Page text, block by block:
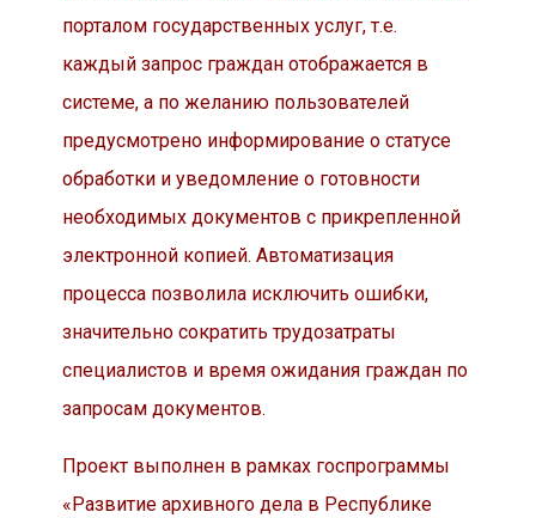
порталом государственных услуг, т.е.
каждый запрос граждан отображается в
системе, а по желанию пользователей
предусмотрено информирование о статусе
обработки и уведомление о готовности
необходимых документов с прикрепленной
электронной копией. Автоматизация
процесса позволила исключить ошибки,
значительно сократить трудозатраты
специалистов и время ожидания граждан по
запросам документов.
Проект выполнен в рамках госпрограммы
«Развитие архивного дела в Республике